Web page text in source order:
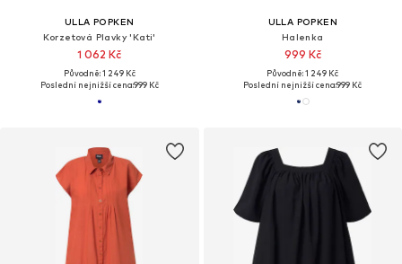
ULLA POPKEN
Korzetová Plavky 'Kati'
1 062 Kč
Původně: 1 249 Kč
Poslední nejnižší cena:999 Kč
ULLA POPKEN
Halenka
999 Kč
Původně: 1 249 Kč
Poslední nejnižší cena:999 Kč